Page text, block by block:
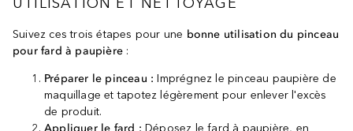
UTILISATION ET NETTOYAGE
Suivez ces trois étapes pour une bonne utilisation du pinceau
pour fard à paupière :
Préparer le pinceau : Imprégnez le pinceau paupière de
maquillage et tapotez légèrement pour enlever l'excès
de produit.